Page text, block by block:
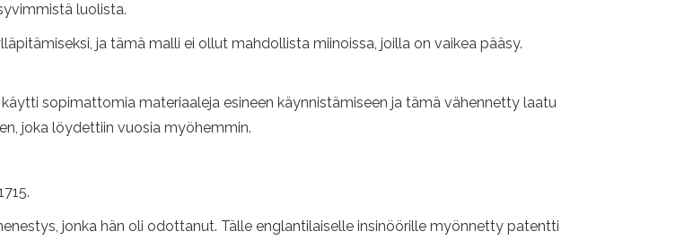
luolista.
ja tämä malli ei ollut mahdollista miinoissa, joilla on vaikea pääsy.
sopimattomia materiaaleja esineen käynnistämiseen ja tämä vähennetty laatu
joka löydettiin vuosia myöhemmin.
jonka hän oli odottanut. Tälle englantilaiselle insinöörille myönnetty patentti